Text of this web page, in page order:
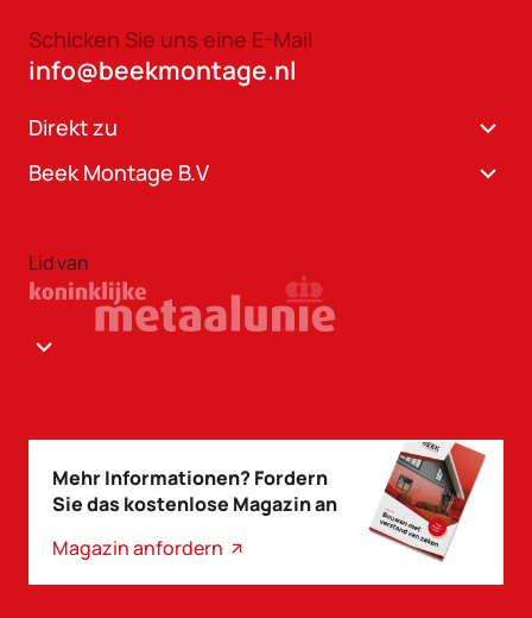
Direkt zu
Beek Montage B.V
Lid van
Schicken Sie uns eine E-Mail
info@beekmontage.nl
Mehr Informationen? Fordern
Sie das kostenlose Magazin an
Magazin anfordern